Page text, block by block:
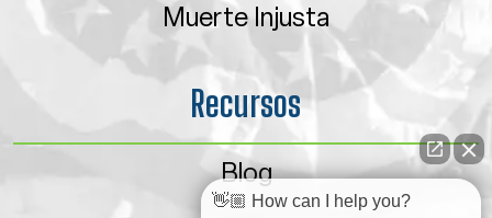
Muerte Injusta
Recursos
Blog
👋🏼 How can I help you?